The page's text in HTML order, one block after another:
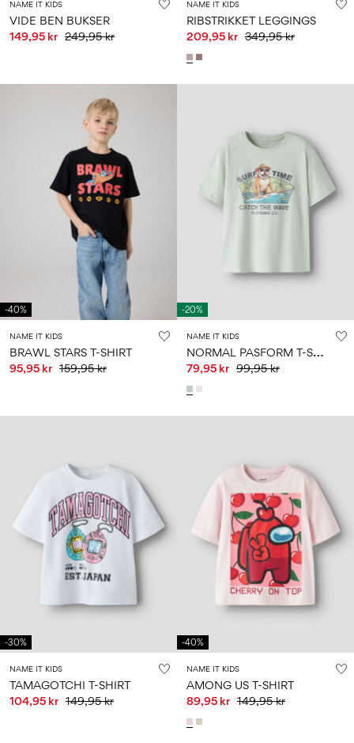
NAME IT KIDS
VIDE BEN BUKSER
149,95 kr 249,95 kr
NAME IT KIDS
RIBSTRIKKET LEGGINGS
209,95 kr 349,95 kr
-40%
NAME IT KIDS
BRAWL STARS T-SHIRT
95,95 kr 159,95 kr
-20%
NAME IT KIDS
N
ORMAL PASFORM T-SHIRT
79,95 kr 99,95 kr
-30%
NAME IT KIDS
TAMAGOTCHI T-SHIRT
104,95 kr 149,95 kr
-40%
NAME IT KIDS
AMONG US T-SHIRT
89,95 kr 149,95 kr